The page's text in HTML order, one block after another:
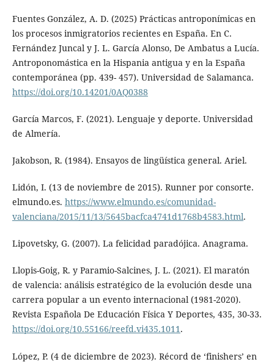
Fuentes González, A. D. (2025) Prácticas antroponímicas en
los procesos inmigratorios recientes en España. En C.
Fernández Juncal y J. L. García Alonso, De Ambatus a Lucía.
Antroponomástica en la Hispania antigua y en la España
contemporánea (pp. 439- 457). Universidad de Salamanca.
https://doi.org/10.14201/0AQ0388
García Marcos, F. (2021). Lenguaje y deporte. Universidad
de Almería.
Jakobson, R. (1984). Ensayos de lingüística general. Ariel.
Lidón, I. (13 de noviembre de 2015). Runner por consorte.
elmundo.es. https://www.elmundo.es/comunidad-
valenciana/2015/11/13/5645bacfca4741d1768b4583.html.
Lipovetsky, G. (2007). La felicidad paradójica. Anagrama.
Llopis-Goig, R. y Paramio-Salcines, J. L. (2021). El maratón
de valencia: análisis estratégico de la evolución desde una
carrera popular a un evento internacional (1981-2020).
Revista Española De Educación Física Y Deportes, 435, 30-33.
https://doi.org/10.55166/reefd.vi435.1011.
López, P. (4 de diciembre de 2023). Récord de ‘finishers’ en